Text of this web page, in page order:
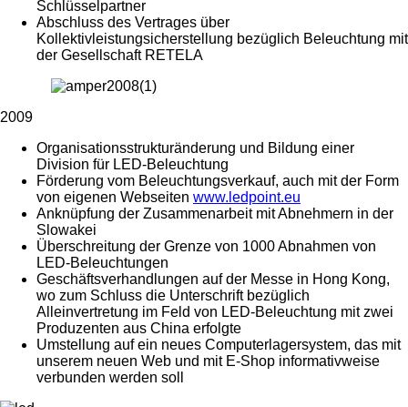
Schlüsselpartner
Abschluss des Vertrages über
Kollektivleistungsicherstellung bezüglich Beleuchtung mit
der Gesellschaft RETELA
2009
Organisationsstrukturänderung und Bildung einer
Division für LED-Beleuchtung
Förderung vom Beleuchtungsverkauf, auch mit der Form
von eigenen Webseiten www.ledpoint.eu
Anknüpfung der Zusammenarbeit mit Abnehmern in der
Slowakei
Überschreitung der Grenze von 1000 Abnahmen von
LED-Beleuchtungen
Geschäftsverhandlungen auf der Messe in Hong Kong,
wo zum Schluss die Unterschrift bezüglich
Alleinvertretung im Feld von LED-Beleuchtung mit zwei
Produzenten aus China erfolgte
Umstellung auf ein neues Computerlagersystem, das mit
unserem neuen Web und mit E-Shop informativweise
verbunden werden soll